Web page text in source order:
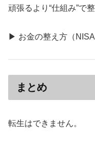
頑張るより“仕組み”で
▶ お金の整え方（NISA
まとめ
転生はできません。